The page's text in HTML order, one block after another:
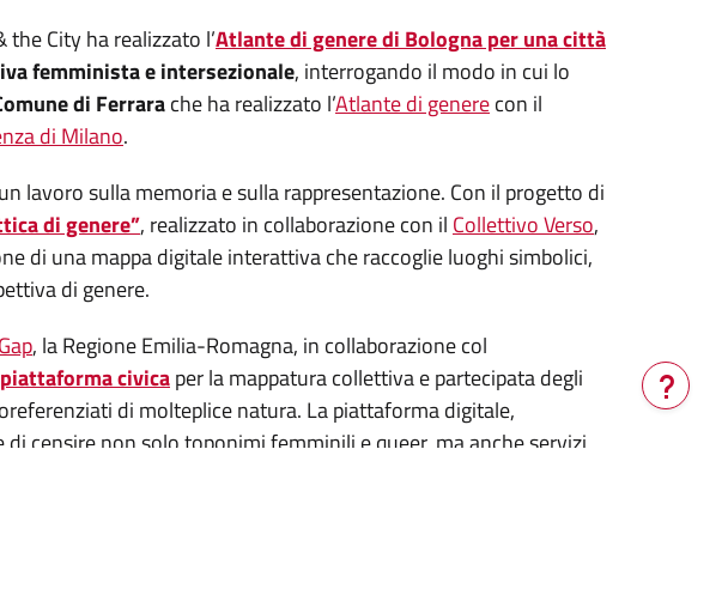
the City ha realizzato l’Atlante di genere di Bologna per una città
femminista e intersezionale, interrogando il modo in cui lo
di Ferrarache ha realizzato l’Atlante di generecon il
di Milano.
lavoro sulla memoria e sulla rappresentazione. Con il progetto di
di genere”, realizzato in collaborazione con il Collettivo Verso,
di una mappa digitale interattiva che raccoglie luoghi simbolici,
di genere.
, la Regione Emilia-Romagna, in collaborazione col
piattaforma civicaper la mappatura collettiva e partecipata degli
di molteplice natura. La piattaforma digitale,
censire non solo toponimi femminili e queer, ma anche servizi